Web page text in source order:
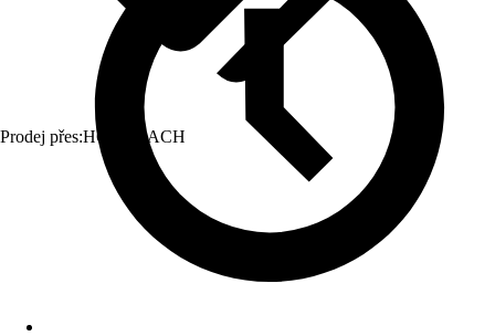
Prodej přes:HORNBACH